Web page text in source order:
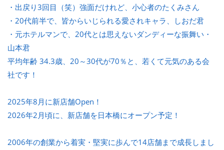
・出戻り3回目（笑）強面だけれど、小心者のたくみさん
・20代前半で、皆からいじられる愛されキャラ、しおだ君
・元ホテルマンで、20代とは思えないダンディーな振舞い・
山本君
平均年齢 34.3歳、20～30代が70％と、若くて元気のある会
社です！
2025年8月に新店舗Open！
2026年2月頃に、新店舗を日本橋にオープン予定！
2006年の創業から着実・堅実に歩んで14店舗まで成長しまし